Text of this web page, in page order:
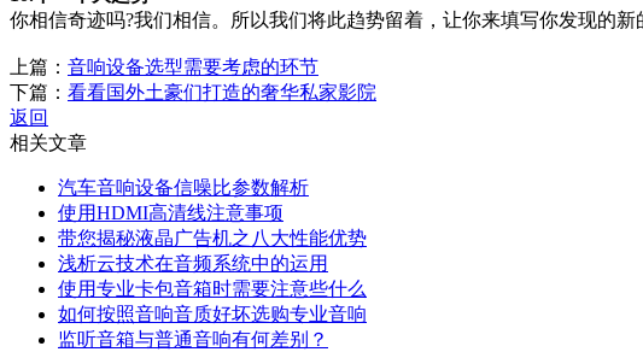
你相信奇迹吗?我们相信。所以我们将此趋势留着，让你来填写你发现的
上篇： 音响设备选型需要考虑的环节
下篇： 看看国外土豪们打造的奢华私家影院
返回
相关文章
汽车音响设备信噪比参数解析
使用HDMI高清线注意事项
带您揭秘液晶广告机之八大性能优势
浅析云技术在音频系统中的运用
使用专业卡包音箱时需要注意些什么
如何按照音响音质好坏选购专业音响
监听音箱与普通音响有何差别？